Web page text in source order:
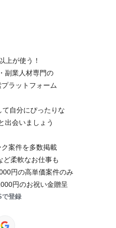
上が使う！
副業人材専門の
ラットフォーム
自分にぴったりな
出会いましょう
ク案件を多数掲載
ど柔軟なお仕事も
円の高単価案件のみ
円のお祝い金贈呈
で登録